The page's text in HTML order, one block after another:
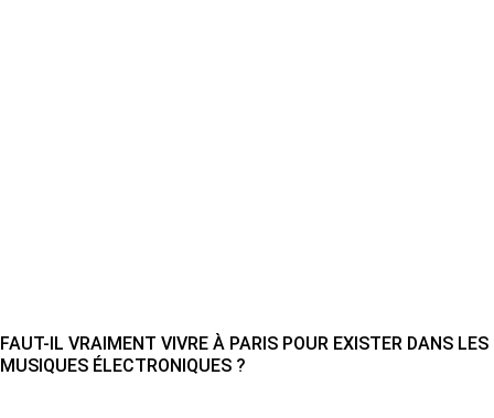
FAUT-IL VRAIMENT VIVRE À PARIS POUR EXISTER DANS LES
MUSIQUES ÉLECTRONIQUES ?